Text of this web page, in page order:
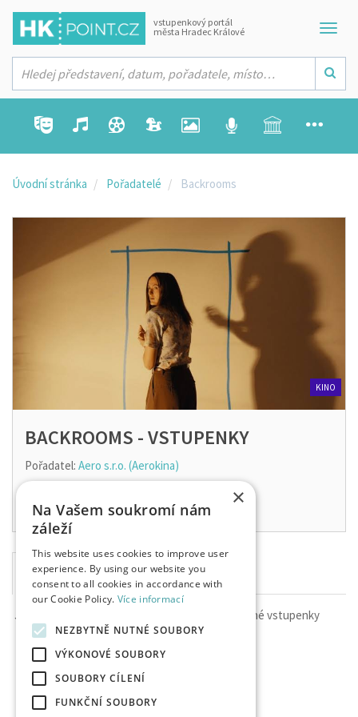
vstupenkový portál
města Hradec Králové
Úvodní stránka Pořadatelé Backrooms
BACKROOMS - VSTUPENKY
Pořadatel: Aero s.r.o. (Aerokina)
KINO
Je nám líto, ale momentálně nejsou v prodeji žádné vstupenky
×
Na Vašem soukromí nám
záleží
This website uses cookies to improve user
experience. By using our website you
consent to all cookies in accordance with
our Cookie Policy. Více informací
NEZBYTNĚ NUTNÉ SOUBORY
VÝKONOVÉ SOUBORY
SOUBORY CÍLENÍ
FUNKČNÍ SOUBORY